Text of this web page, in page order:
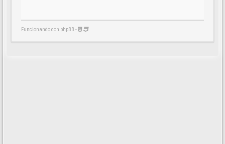
Funcionando con phpBB -